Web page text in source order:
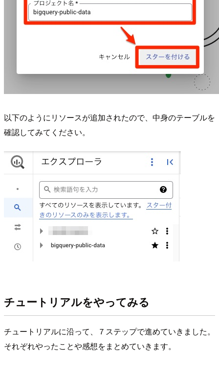
以下のようにリソースが追加されたので、中身のテーブルを
確認してみてください。
チュートリアルをやってみる
チュートリアルに沿って、７ステップで進めていきました。
それぞれやったことや感想をまとめていきます。